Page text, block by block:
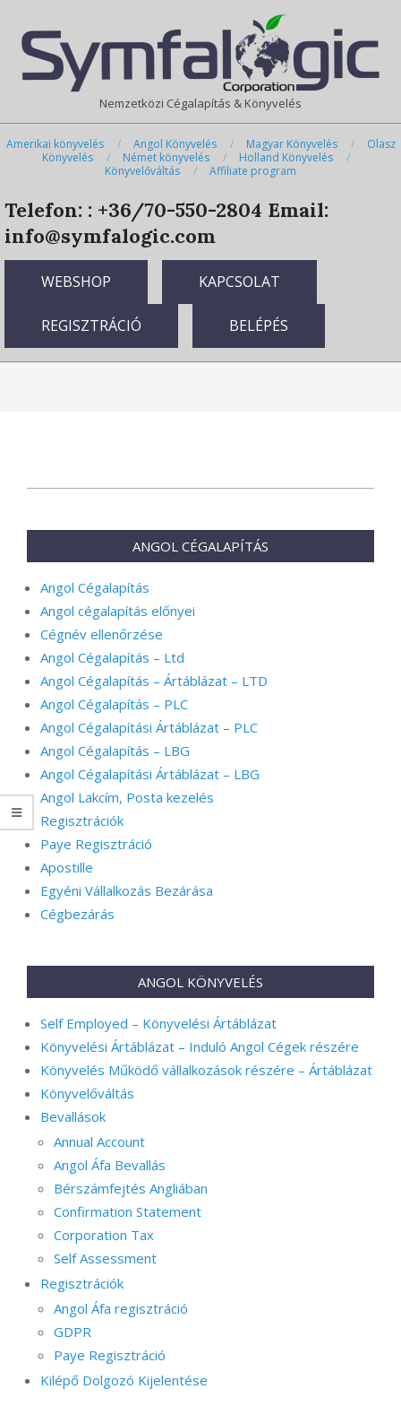
content
Navigation
Menu
Nemzetközi Cégalapítás & Könyvelés
Amerikai könyvelés Angol Könyvelés Magyar Könyvelés
Olasz
Könyvelés
Német könyvelés
Holland Könyvelés
Könyvelőváltás
Affiliate program
Telefon: : +36/70-550-2804 Email:
info@symfalogic.com
WEBSHOP KAPCSOLAT
REGISZTRÁCIÓ BELÉPÉS
ANGOL CÉGALAPÍTÁS
Angol Cégalapítás
Angol cégalapítás előnyei
Cégnév ellenőrzése
Angol Cégalapítás – Ltd
Angol Cégalapítás – Ártáblázat – LTD
Angol Cégalapítás – PLC
Angol Cégalapítási Ártáblázat – PLC
Angol Cégalapítás – LBG
Angol Cégalapítási Ártáblázat – LBG
Angol Lakcím, Posta kezelés
Regisztrációk
Paye Regisztráció
Apostille
Egyéni Vállalkozás Bezárása
Cégbezárás
ANGOL KÖNYVELÉS
Self Employed – Könyvelési Ártáblázat
Könyvelési Ártáblázat – Induló Angol Cégek részére
Könyvelés Működő vállalkozások részére – Ártáblázat
Könyvelőváltás
Bevallások
Annual Account
Angol Áfa Bevallás
Bérszámfejtés Angliában
Confirmation Statement
Corporation Tax
Self Assessment
Regisztrációk
Angol Áfa regisztráció
GDPR
Paye Regisztráció
Kilépő Dolgozó Kijelentése